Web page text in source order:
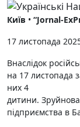
Київ • “Jornal-
17 листопада
Внаслідок російського обстрілу Харківської області у ніч з 16
на 17 листопада
них 4
дитини.
підприємства в